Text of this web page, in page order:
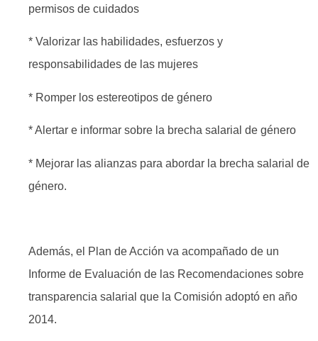
permisos de cuidados
* Valorizar las habilidades, esfuerzos y
responsabilidades de las mujeres
* Romper los estereotipos de género
* Alertar e informar sobre la brecha salarial de género
* Mejorar las alianzas para abordar la brecha salarial de
género.
Además, el Plan de Acción va acompañado de un
Informe de Evaluación de las Recomendaciones sobre
transparencia salarial que la Comisión adoptó en año
2014.